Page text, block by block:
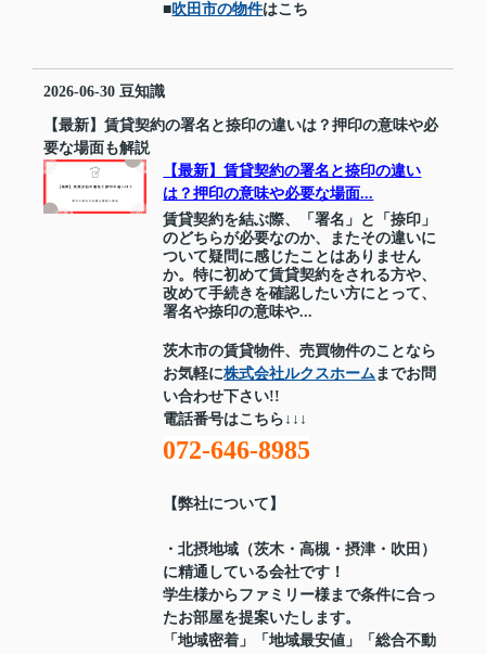
■吹田市の物件はこち
2026-06-30 豆知識
【最新】賃貸契約の署名と捺印の違いは？押印の意味や必
要な場面も解説
【最新】賃貸契約の署名と捺印の違い
は？押印の意味や必要な場面...
賃貸契約を結ぶ際、「署名」と「捺印」
のどちらが必要なのか、またその違いに
ついて疑問に感じたことはありません
か。特に初めて賃貸契約をされる方や、
改めて手続きを確認したい方にとって、
署名や捺印の意味や...
茨木市の賃貸物件、売買物件のことなら
お気軽に株式会社ルクスホームまでお問
い合わせ下さい!!
電話番号はこちら↓↓↓
072-646-8985
【弊社について】
・北摂地域（茨木・高槻・摂津・吹田）
に精通している会社です！
学生様からファミリー様まで条件に合っ
たお部屋を提案いたします。
「地域密着」「地域最安値」「総合不動